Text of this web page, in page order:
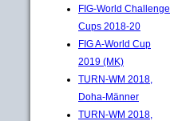
FIG-World Challenge
Cups 2018-20
FIG A-World Cup
2019 (MK)
TURN-WM 2018,
Doha-Männer
TURN-WM 2018,